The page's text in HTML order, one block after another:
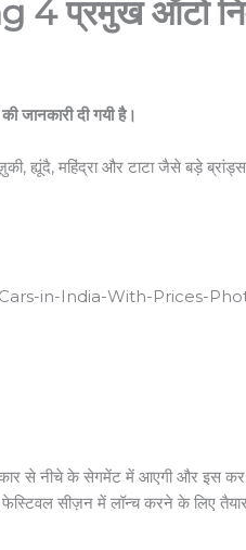
ऑटो
जानकारी दी गयी है।
और टाटा जैसे बड़े ब्रांड्स भी
in-India-With-Prices-
से नीचे के सेगमेंट में आएगी और इस
फेस्टिवल सीज़न में लॉन्च करने के लिए